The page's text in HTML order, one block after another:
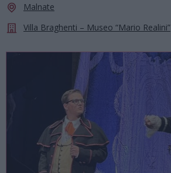
Malnate
Villa Braghenti – Museo “Mario Realini”